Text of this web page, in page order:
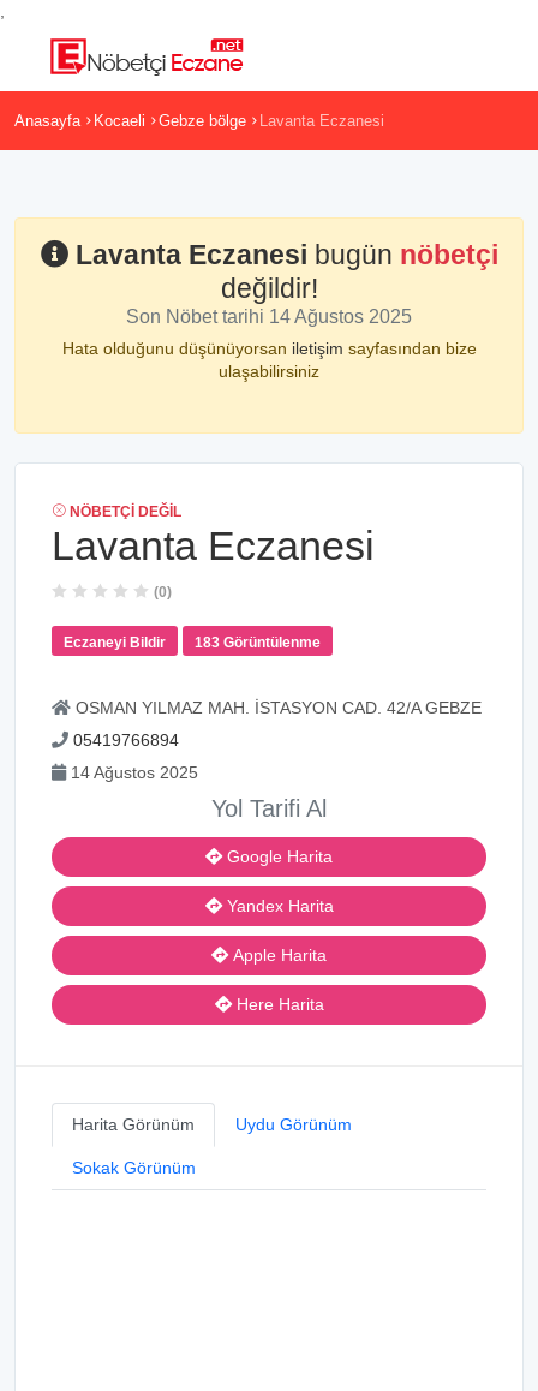
Anasayfa Kocaeli Gebze bölge Lavanta Eczanesi
Lavanta Eczanesi bugün nöbetçi
değildir!
Son Nöbet tarihi 14 Ağustos 2025
Hata olduğunu düşünüyorsan iletişim sayfasından bize
ulaşabilirsiniz
NÖBETÇI DEĞIL
Lavanta Eczanesi
(0)
Eczaneyi Bildir 183 Görüntülenme
OSMAN YILMAZ MAH. İSTASYON CAD. 42/A GEBZE
05419766894
14 Ağustos 2025
Yol Tarifi Al
Google Harita
Yandex Harita
Apple Harita
Here Harita
Harita Görünüm Uydu Görünüm
Sokak Görünüm